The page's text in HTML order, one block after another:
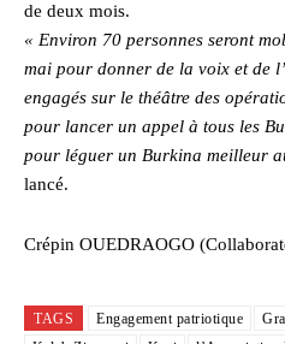
de deux mois.
« Environ 70 personnes seront
mai pour donner de la voix et de
engagés sur le théâtre des
pour lancer un appel à tous les
pour léguer un Burkina meilleur
lancé.
Crépin OUEDRAOGO
TAGS Engagement patriotique